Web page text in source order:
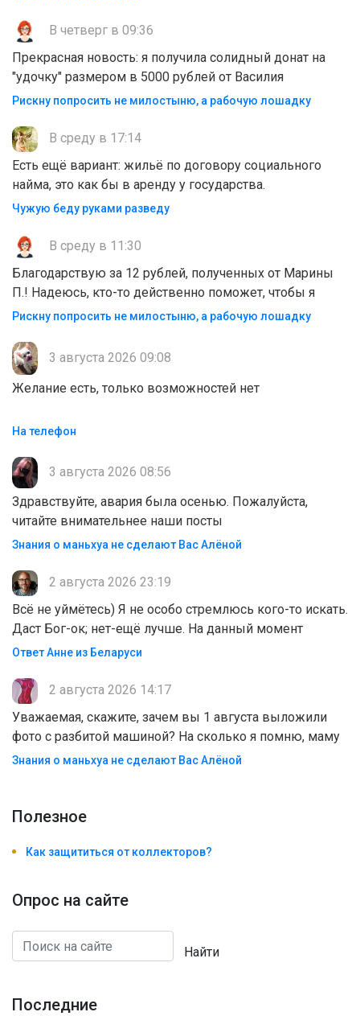
В четверг в 09:36
Прекрасная новость: я получила солидный донат на
"удочку" размером в 5000 рублей от Василия
Рискну попросить не милостыню, а рабочую лошадку
В среду в 17:14
Есть ещё вариант: жильё по договору социального
найма, это как бы в аренду у государства.
Чужую беду руками разведу
В среду в 11:30
Благодарствую за 12 рублей, полученных от Марины
П.! Надеюсь, кто-то действенно поможет, чтобы я
Рискну попросить не милостыню, а рабочую лошадку
3 августа 2026 09:08
Желание есть, только возможностей нет
На телефон
3 августа 2026 08:56
Здравствуйте, авария была осенью. Пожалуйста,
читайте внимательнее наши посты
Знания о маньхуа не сделают Вас Алëной
2 августа 2026 23:19
Всё не уймётесь) Я не особо стремлюсь кого-то искать.
Даст Бог-ок; нет-ещё лучше. На данный момент
Ответ Анне из Беларуси
2 августа 2026 14:17
Уважаемая, скажите, зачем вы 1 августа выложили
фото с разбитой машиной? На сколько я помню, маму
Знания о маньхуа не сделают Вас Алëной
Полезноe
Как защититься от коллекторов?
Опрос на сайте
Найти
Последние